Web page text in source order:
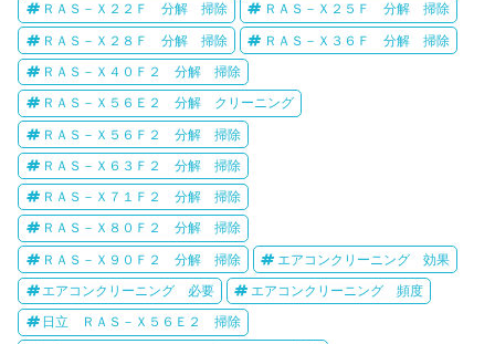
ＲＡＳ－Ｘ２２Ｆ 分解 掃除 ＲＡＳ－Ｘ２５Ｆ 分解 掃除
ＲＡＳ－Ｘ２８Ｆ 分解 掃除 ＲＡＳ－Ｘ３６Ｆ 分解 掃除
ＲＡＳ－Ｘ４０Ｆ２ 分解 掃除
ＲＡＳ－Ｘ５６Ｅ２ 分解 クリーニング
ＲＡＳ－Ｘ５６Ｆ２ 分解 掃除
ＲＡＳ－Ｘ６３Ｆ２ 分解 掃除
ＲＡＳ－Ｘ７１Ｆ２ 分解 掃除
ＲＡＳ－Ｘ８０Ｆ２ 分解 掃除
ＲＡＳ－Ｘ９０Ｆ２ 分解 掃除 エアコンクリーニング 効果
エアコンクリーニング 必要 エアコンクリーニング 頻度
日立 ＲＡＳ－Ｘ５６Ｅ２ 掃除